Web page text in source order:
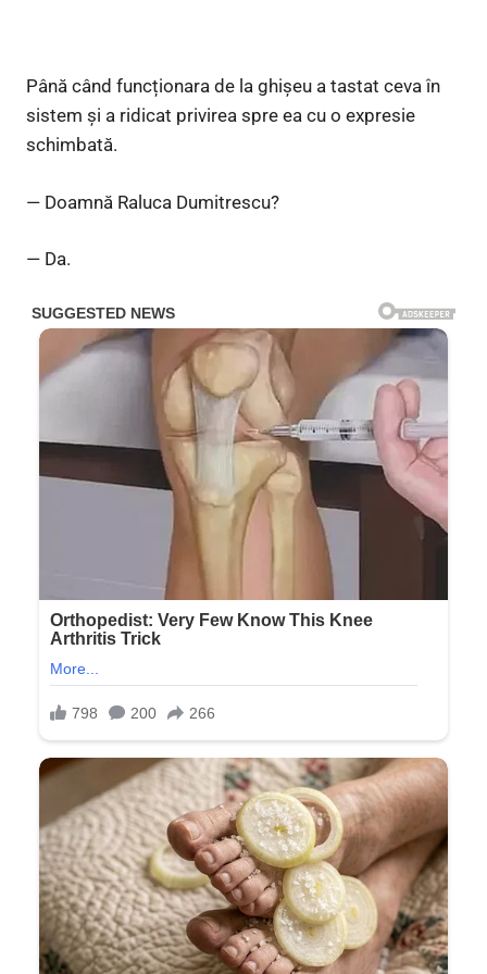
Până când funcționara de la ghișeu a tastat ceva în
sistem și a ridicat privirea spre ea cu o expresie
schimbată.
— Doamnă Raluca Dumitrescu?
— Da.